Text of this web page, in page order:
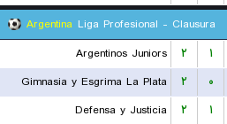
Argentina Liga Profesional - Clausura
Argentinos Juniors
۲ ۱
Gimnasia y Esgrima La Plata
۲ ۰
Defensa y Justicia
۲ ۱